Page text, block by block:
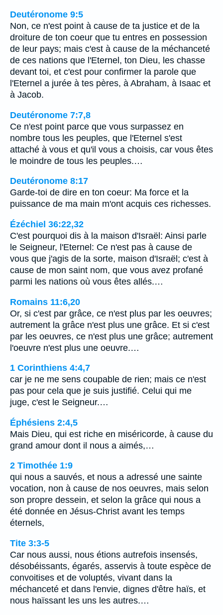
Deutéronome 9:5
Non, ce n'est point à cause de ta justice et de la
droiture de ton coeur que tu entres en possession
de leur pays; mais c'est à cause de la méchanceté
de ces nations que l'Eternel, ton Dieu, les chasse
devant toi, et c'est pour confirmer la parole que
l'Eternel a jurée à tes pères, à Abraham, à Isaac et
à Jacob.
Deutéronome 7:7,8
Ce n'est point parce que vous surpassez en
nombre tous les peuples, que l'Eternel s'est
attaché à vous et qu'il vous a choisis, car vous êtes
le moindre de tous les peuples.…
Deutéronome 8:17
Garde-toi de dire en ton coeur: Ma force et la
puissance de ma main m'ont acquis ces richesses.
Ézéchiel 36:22,32
C'est pourquoi dis à la maison d'Israël: Ainsi parle
le Seigneur, l'Eternel: Ce n'est pas à cause de
vous que j'agis de la sorte, maison d'Israël; c'est à
cause de mon saint nom, que vous avez profané
parmi les nations où vous êtes allés.…
Romains 11:6,20
Or, si c'est par grâce, ce n'est plus par les oeuvres;
autrement la grâce n'est plus une grâce. Et si c'est
par les oeuvres, ce n'est plus une grâce; autrement
l'oeuvre n'est plus une oeuvre.…
1 Corinthiens 4:4,7
car je ne me sens coupable de rien; mais ce n'est
pas pour cela que je suis justifié. Celui qui me
juge, c'est le Seigneur.…
Éphésiens 2:4,5
Mais Dieu, qui est riche en miséricorde, à cause du
grand amour dont il nous a aimés,…
2 Timothée 1:9
qui nous a sauvés, et nous a adressé une sainte
vocation, non à cause de nos oeuvres, mais selon
son propre dessein, et selon la grâce qui nous a
été donnée en Jésus-Christ avant les temps
éternels,
Tite 3:3-5
Car nous aussi, nous étions autrefois insensés,
désobéissants, égarés, asservis à toute espèce de
convoitises et de voluptés, vivant dans la
méchanceté et dans l'envie, dignes d'être haïs, et
nous haïssant les uns les autres.…